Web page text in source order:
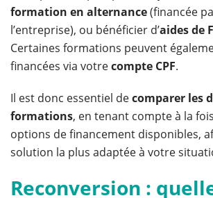
formation en alternance(financée
l’entreprise), ou bénéficier d’aides de
Certaines formations peuvent
financées via votrecompte CPF.
Il est donc essentiel decomparer les
formations, en tenant compte à la
options de financement disponibles,
solution la plus adaptée à votre
Reconversion :